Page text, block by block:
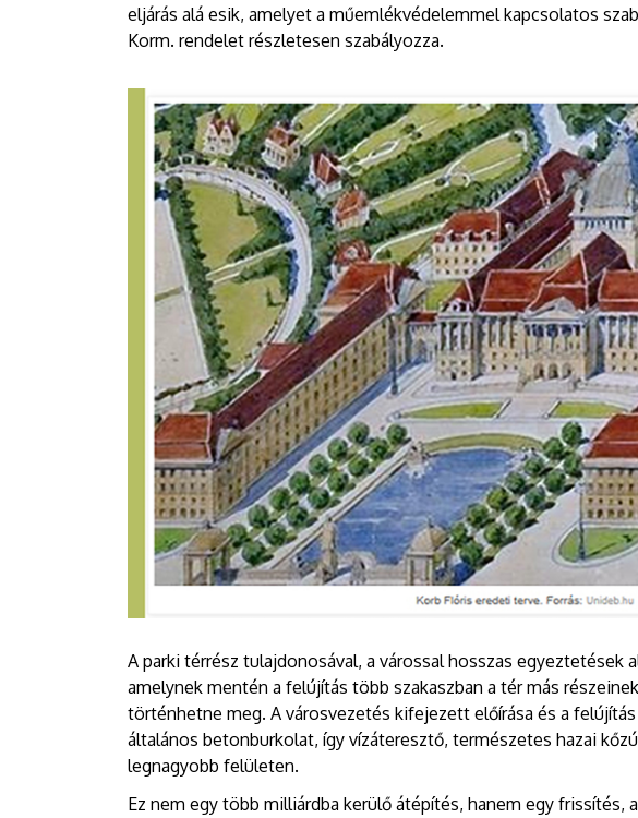
eljárás alá esik, amelyet a műemlékvédelemmel kapcsolatos
Korm. rendelet részletesen szabályozza.
A parki térrész tulajdonosával, a várossal hosszas egyeztetések
amelynek mentén a felújítás több szakaszban a tér más
történhetne meg. A városvezetés kifejezett előírása és a
általános betonburkolat, így vízáteresztő, természetes hazai
legnagyobb felületen.
Ez nem egy több milliárdba kerülő átépítés, hanem egy frissítés,